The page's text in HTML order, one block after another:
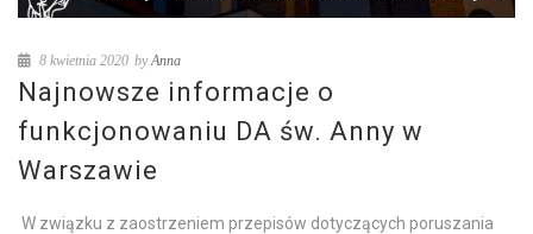
8 kwietnia 2020 byAnna
Najnowsze informacje o
funkcjonowaniu DA św. Anny w
Warszawie
W związku z zaostrzeniem przepisów dotyczących poruszania